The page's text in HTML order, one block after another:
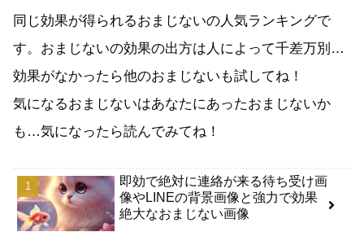
同じ効果が得られるおまじないの人気ランキングで
す。おまじないの効果の出方は人によって千差万別…
効果がなかったら他のおまじないも試してね！
気になるおまじないはあなたにあったおまじないか
も…気になったら読んでみてね！
即効で絶対に連絡が来る待ち受け画
像やLINEの背景画像と強力で効果
絶大なおまじない画像